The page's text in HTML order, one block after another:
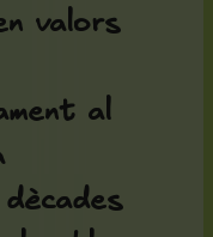
valors
al